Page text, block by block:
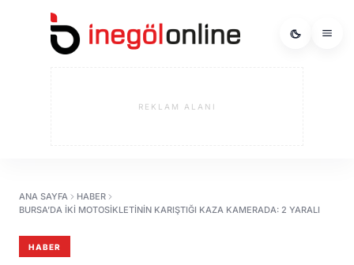
REKLAM ALANI
ANA SAYFA
HABER
BURSA’DA IKI MOTOSIKLETININ KARIŞTIĞI KAZA KAMERADA: 2 YARALI
HABER